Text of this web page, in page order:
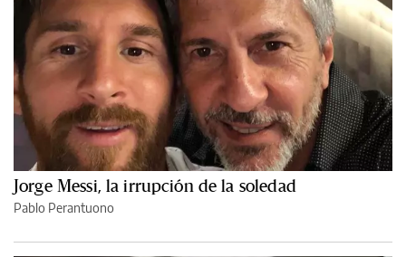
Jorge Messi, la irrupción de la soledad
Pablo Perantuono